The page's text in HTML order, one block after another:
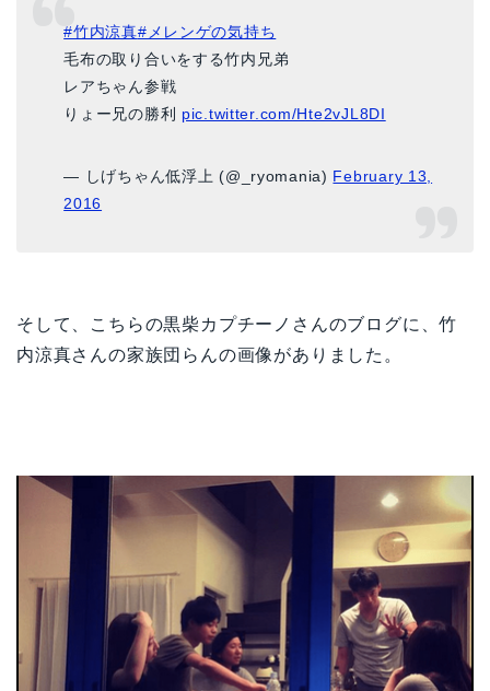
#竹内涼真#メレンゲの気持ち
毛布の取り合いをする竹内兄弟
レアちゃん参戦
りょー兄の勝利 pic.twitter.com/Hte2vJL8DI
— しげちゃん低浮上 (@_ryomania) February 13,
2016
そして、こちらの黒柴カプチーノさんのブログに、竹
内涼真さんの家族団らんの画像がありました。